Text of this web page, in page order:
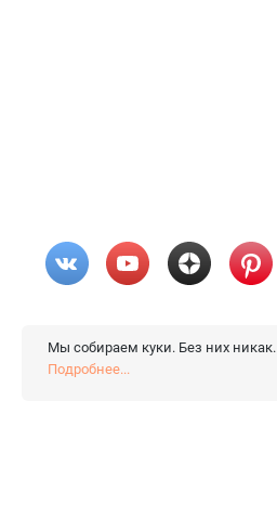
© 2026 «FieraShop.ru»
Мы собираем куки. Без них никак.
Подробнее...